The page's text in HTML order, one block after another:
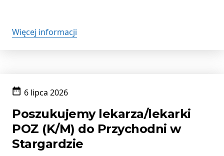
Więcej informacji
Data
publikacji:
6 lipca 2026
Poszukujemy lekarza/lekarki
POZ (K/M) do Przychodni w
Stargardzie